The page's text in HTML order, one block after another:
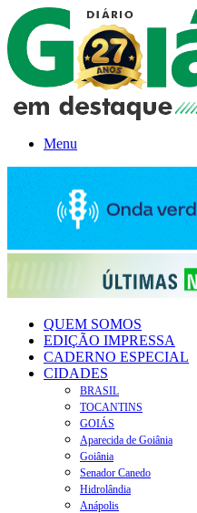
Menu
QUEM SOMOS
EDIÇÃO IMPRESSA
CADERNO ESPECIAL
CIDADES
BRASIL
TOCANTINS
GOIÁS
Aparecida de Goiânia
Goiânia
Senador Canedo
Hidrolândia
Anápolis